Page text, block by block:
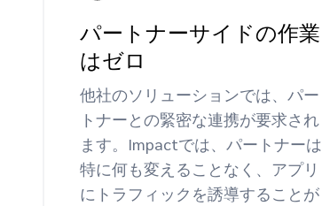
パートナーサイドの作業
はゼロ
他社のソリューションでは、パー
トナーとの緊密な連携が要求され
ます。Impactでは、パートナーは
特に何も変えることなく、アプリ
にトラフィックを誘導することが